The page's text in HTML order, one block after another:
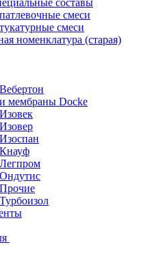
составы
смеси
смеси
номенклатура (старая)
мембраны Docke